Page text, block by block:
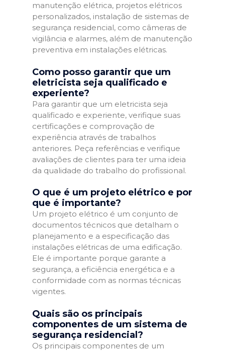
manutenção elétrica, projetos elétricos
personalizados, instalação de sistemas de
segurança residencial, como câmeras de
vigilância e alarmes, além de manutenção
preventiva em instalações elétricas.
Como posso garantir que um
eletricista seja qualificado e
experiente?
Para garantir que um eletricista seja
qualificado e experiente, verifique suas
certificações e comprovação de
experiência através de trabalhos
anteriores. Peça referências e verifique
avaliações de clientes para ter uma ideia
da qualidade do trabalho do profissional.
O que é um projeto elétrico e por
que é importante?
Um projeto elétrico é um conjunto de
documentos técnicos que detalham o
planejamento e a especificação das
instalações elétricas de uma edificação.
Ele é importante porque garante a
segurança, a eficiência energética e a
conformidade com as normas técnicas
vigentes.
Quais são os principais
componentes de um sistema de
segurança residencial?
Os principais componentes de um